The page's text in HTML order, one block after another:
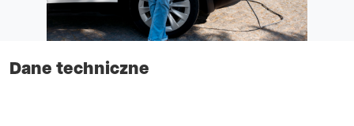
Dane techniczne